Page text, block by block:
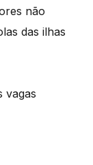
não
das ilhas
vagas